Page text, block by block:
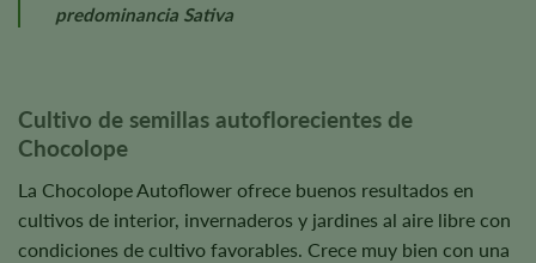
predominancia Sativa
Cultivo de semillas autoflorecientes de
Chocolope
La Chocolope Autoflower ofrece buenos resultados en
cultivos de interior, invernaderos y jardines al aire libre con
condiciones de cultivo favorables. Crece muy bien con una